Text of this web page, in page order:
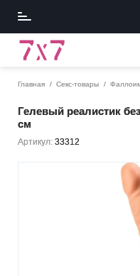
Главная Секс-товары
Гелевый реалистик
см
Артикул: 33312